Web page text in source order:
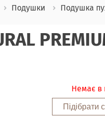
Подушки Подушка
Немає в
Підібрати